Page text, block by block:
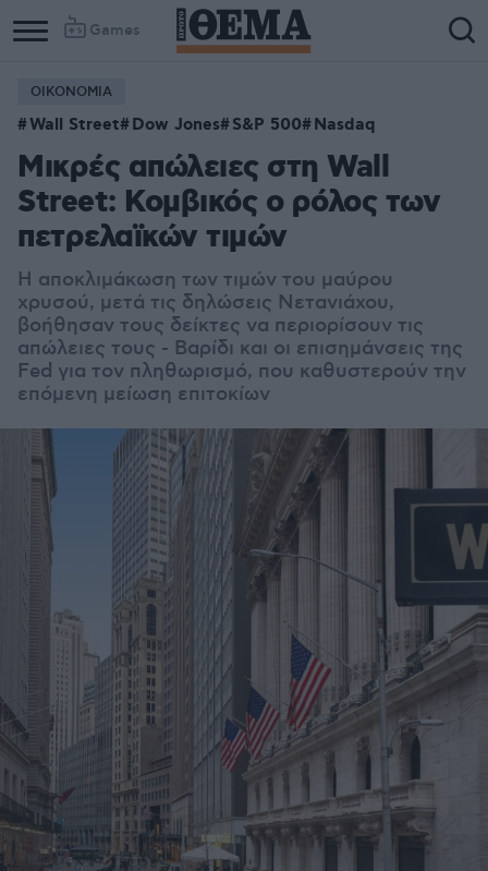
Games
Column
1
Column
2
ΟΙΚΟΝΟΜΙΑ
Wall Street Dow Jones S&P 500 Nasdaq
Μικρές απώλειες στη Wall
Street: Κομβικός ο ρόλος των
πετρελαϊκών τιμών
Η αποκλιμάκωση των τιμών του μαύρου
χρυσού, μετά τις δηλώσεις Νετανιάχου,
βοήθησαν τους δείκτες να περιορίσουν τις
απώλειες τους - Βαρίδι και οι επισημάνσεις της
Fed για τον πληθωρισμό, που καθυστερούν την
επόμενη μείωση επιτοκίων